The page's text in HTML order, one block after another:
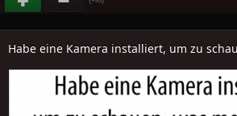
Habe eine Kamera installiert, um zu